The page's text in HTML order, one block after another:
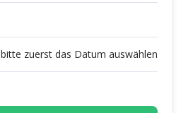
bitte zuerst das Datum auswählen